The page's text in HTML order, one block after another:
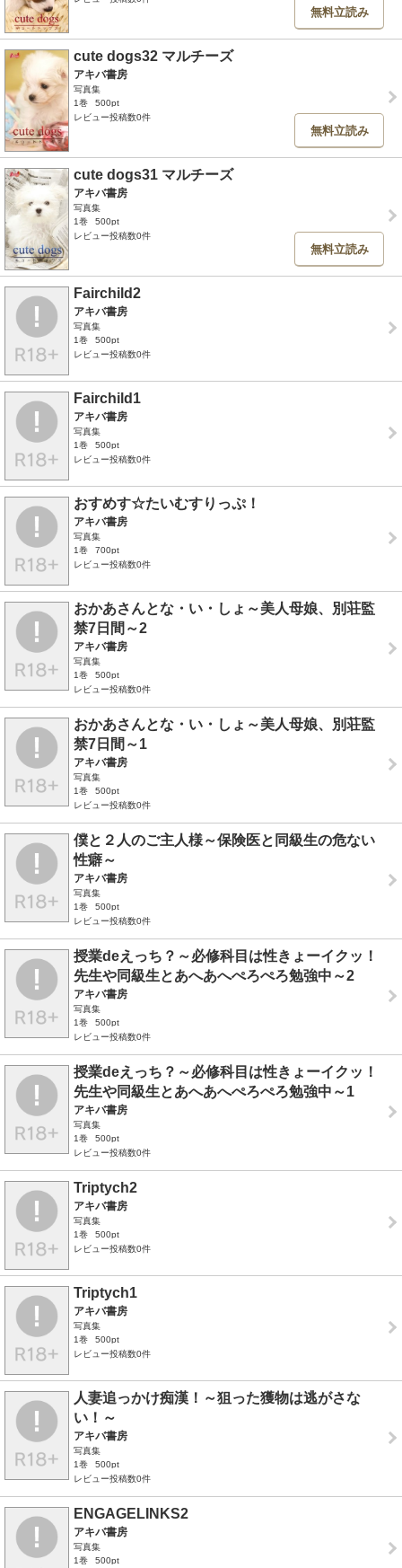
無料立読み
cute dogs32 マルチーズ
アキバ書房
写真集
1巻
500pt
レビュー投稿数0件
無料立読み
cute dogs31 マルチーズ
アキバ書房
写真集
1巻
500pt
レビュー投稿数0件
無料立読み
Fairchild2
アキバ書房
写真集
1巻
500pt
レビュー投稿数0件
Fairchild1
アキバ書房
写真集
1巻
500pt
レビュー投稿数0件
おすめす☆たいむすりっぷ！
アキバ書房
写真集
1巻
700pt
レビュー投稿数0件
おかあさんとな・い・しょ～美人母娘、別荘監
禁7日間～2
アキバ書房
写真集
1巻
500pt
レビュー投稿数0件
おかあさんとな・い・しょ～美人母娘、別荘監
禁7日間～1
アキバ書房
写真集
1巻
500pt
レビュー投稿数0件
僕と２人のご主人様～保険医と同級生の危ない
性癖～
アキバ書房
写真集
1巻
500pt
レビュー投稿数0件
授業deえっち？～必修科目は性きょーイクッ！
先生や同級生とあへあへぺろぺろ勉強中～2
アキバ書房
写真集
1巻
500pt
レビュー投稿数0件
授業deえっち？～必修科目は性きょーイクッ！
先生や同級生とあへあへぺろぺろ勉強中～1
アキバ書房
写真集
1巻
500pt
レビュー投稿数0件
Triptych2
アキバ書房
写真集
1巻
500pt
レビュー投稿数0件
Triptych1
アキバ書房
写真集
1巻
500pt
レビュー投稿数0件
人妻追っかけ痴漢！～狙った獲物は逃がさな
い！～
アキバ書房
写真集
1巻
500pt
レビュー投稿数0件
ENGAGELINKS2
アキバ書房
写真集
1巻
500pt